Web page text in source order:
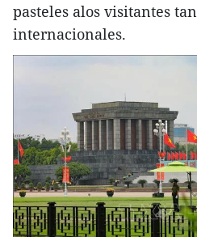
pasteles alos visitantes
internacionales.